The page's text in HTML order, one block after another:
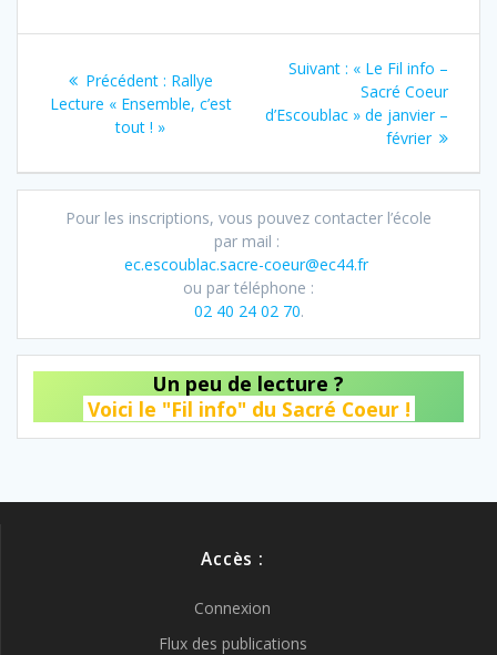
o
k
g
r
de
l’article
Précédent : Article
précédent
Rallye
Lecture « Ensemble, c’est
tout ! »
Suivant : Article
suivant
:
« Le Fil info –
Sacré Coeur
d’Escoublac » de janvier –
février
Pour les inscriptions, vous pouvez contacter l’école
par mail :
ec.escoublac.sacre-coeur@ec44.fr
ou par téléphone :
02 40 24 02 70.
Un peu de lecture ?
Voici le "Fil info" du Sacré Coeur !
Accès :
Connexion
Flux des publications